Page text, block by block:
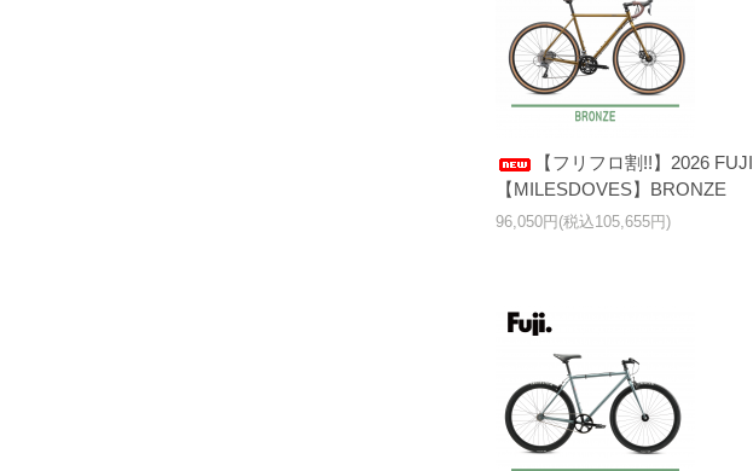
【フリフロ割!!】2026 FUJI
【MILESDOVES】BRONZE
96,050円(税込105,655円)